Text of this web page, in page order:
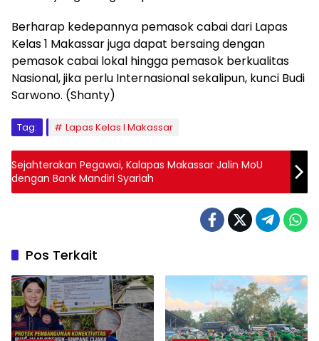
Berharap kedepannya pemasok cabai dari Lapas
Kelas 1 Makassar juga dapat bersaing dengan
pemasok cabai lokal hingga pemasok berkualitas
Nasional, jika perlu Internasional sekalipun, kunci Budi
Sarwono. (Shanty)
Tag: Lapas Kelas I Makassar
Sejahterakan Pegawai, Kalapas Makassar Jalin MoU
dengan Bank Mandiri Syariah
Pos Terkait